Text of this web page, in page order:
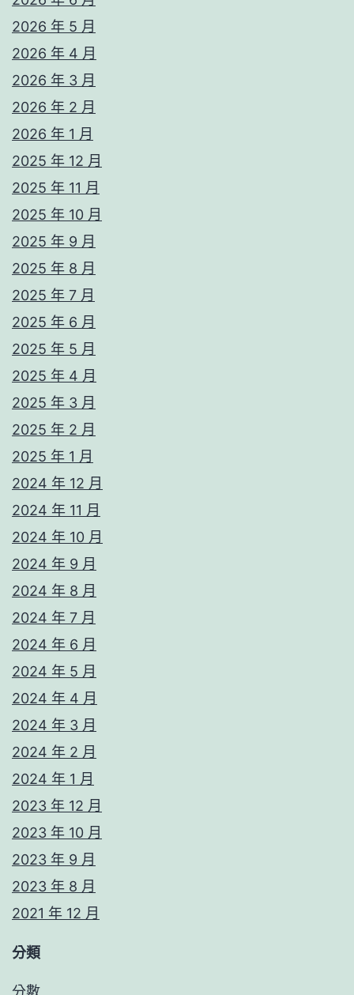
2026 年 5 月
2026 年 4 月
2026 年 3 月
2026 年 2 月
2026 年 1 月
2025 年 12 月
2025 年 11 月
2025 年 10 月
2025 年 9 月
2025 年 8 月
2025 年 7 月
2025 年 6 月
2025 年 5 月
2025 年 4 月
2025 年 3 月
2025 年 2 月
2025 年 1 月
2024 年 12 月
2024 年 11 月
2024 年 10 月
2024 年 9 月
2024 年 8 月
2024 年 7 月
2024 年 6 月
2024 年 5 月
2024 年 4 月
2024 年 3 月
2024 年 2 月
2024 年 1 月
2023 年 12 月
2023 年 10 月
2023 年 9 月
2023 年 8 月
2021 年 12 月
分類
分數